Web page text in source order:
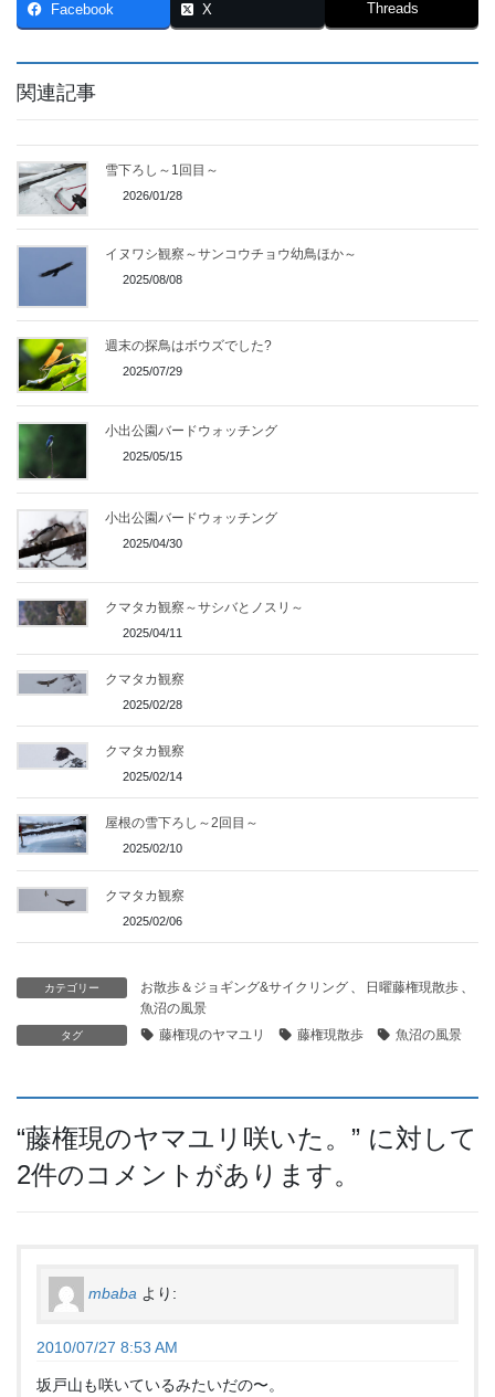
Facebook X Threads
関連記事
雪下ろし～1回目～
2026/01/28
イヌワシ観察～サンコウチョウ幼鳥ほか～
2025/08/08
週末の探鳥はボウズでした?
2025/07/29
小出公園バードウォッチング
2025/05/15
小出公園バードウォッチング
2025/04/30
クマタカ観察～サシバとノスリ～
2025/04/11
クマタカ観察
2025/02/28
クマタカ観察
2025/02/14
屋根の雪下ろし～2回目～
2025/02/10
クマタカ観察
2025/02/06
カテゴリー お散歩＆ジョギング&サイクリング 日曜藤権現散歩
魚沼の風景
タグ 藤権現のヤマユリ 藤権現散歩 魚沼の風景
“藤権現のヤマユリ咲いた。 ” に対して
2件のコメントがあります。
mbaba より:
2010/07/27 8:53 AM
坂戸山も咲いているみたいだの〜。